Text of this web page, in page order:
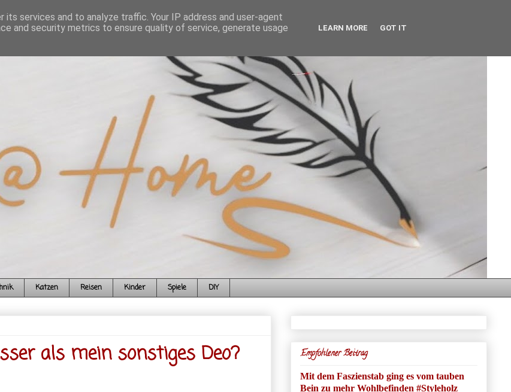
Katzen Reisen Kinder Spiele DIY
als mein sonstiges Deo? Empfohlener Beitrag
Mit dem Faszienstab ging es vom tauben
Bein zu mehr Wohlbefinden #Styleholz
services and to analyze traffic. Your IP address and user-agent
and security metrics to ensure quality of service, generate usage
LEARN MORE GOT IT